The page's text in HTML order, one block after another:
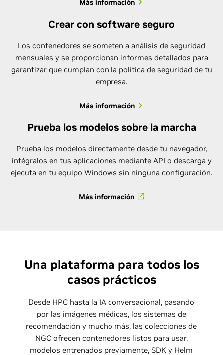
Más información
Crear con software seguro
Los contenedores se someten a análisis de seguridad
mensuales y se proporcionan informes detallados para
garantizar que cumplan con la política de seguridad de tu
empresa.
Más información
Prueba los modelos sobre la marcha
Prueba los modelos directamente desde tu navegador,
intégralos en tus aplicaciones mediante API o descarga y
ejecuta en tu equipo Windows sin ninguna configuración.
Más información
Una plataforma para todos los
casos prácticos
Desde HPC hasta la IA conversacional, pasando
por las imágenes médicas, los sistemas de
recomendación y mucho más, las colecciones de
NGC ofrecen contenedores listos para usar,
modelos entrenados previamente, SDK y Helm